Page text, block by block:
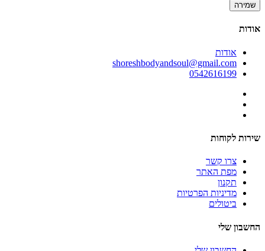
שמירה
אודות
אודות
shoreshbodyandsoul@gmail.com
0542616199
שירות לקוחות
צרו קשר
מפת האתר
תקנון
מדיניות הפרטיות
ביטולים
החשבון שלי